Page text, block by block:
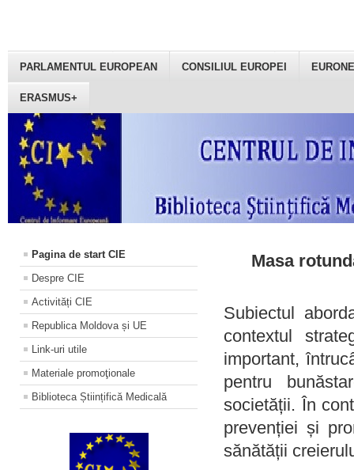
PARLAMENTUL EUROPEAN CONSILIUL EUROPEI
ERASMUS+
Pagina de start CIE
Despre CIE
Activități CIE
Republica Moldova și UE
Link-uri utile
Materiale promoţionale
Biblioteca Științifică Medicală
Masa
Subiectul
contextul
important,
pentru
societății. În
prevenției și
sănătății